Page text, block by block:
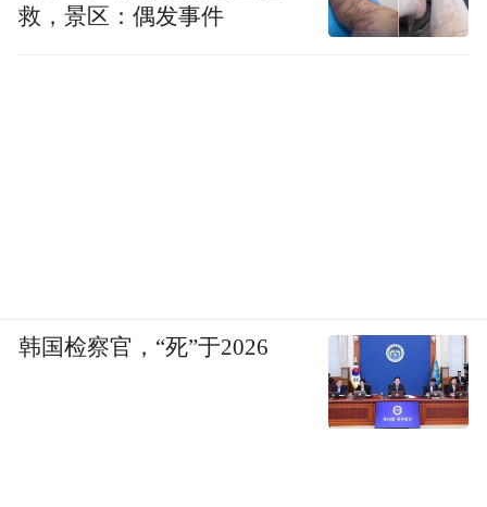
救，景区：偶发事件
韩国检察官，“死”于2026